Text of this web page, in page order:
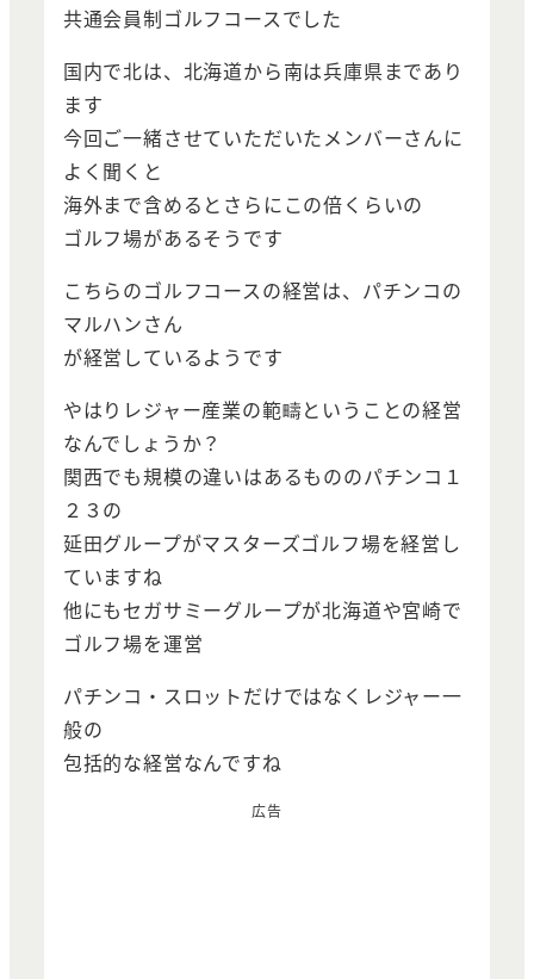
共通会員制ゴルフコースでした
国内で北は、北海道から南は兵庫県まであり
ます
今回ご一緒させていただいたメンバーさんに
よく聞くと
海外まで含めるとさらにこの倍くらいの
ゴルフ場があるそうです
こちらのゴルフコースの経営は、パチンコの
マルハンさん
が経営しているようです
やはりレジャー産業の範疇ということの経営
なんでしょうか？
関西でも規模の違いはあるもののパチンコ１
２３の
延田グループがマスターズゴルフ場を経営し
ていますね
他にもセガサミーグループが北海道や宮崎で
ゴルフ場を運営
パチンコ・スロットだけではなくレジャー一
般の
包括的な経営なんですね
広告